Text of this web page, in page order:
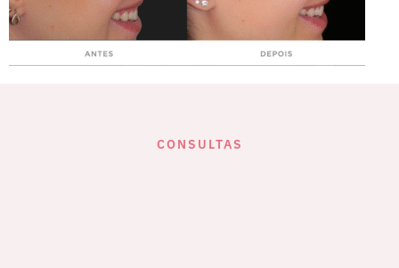
CONSULTAS